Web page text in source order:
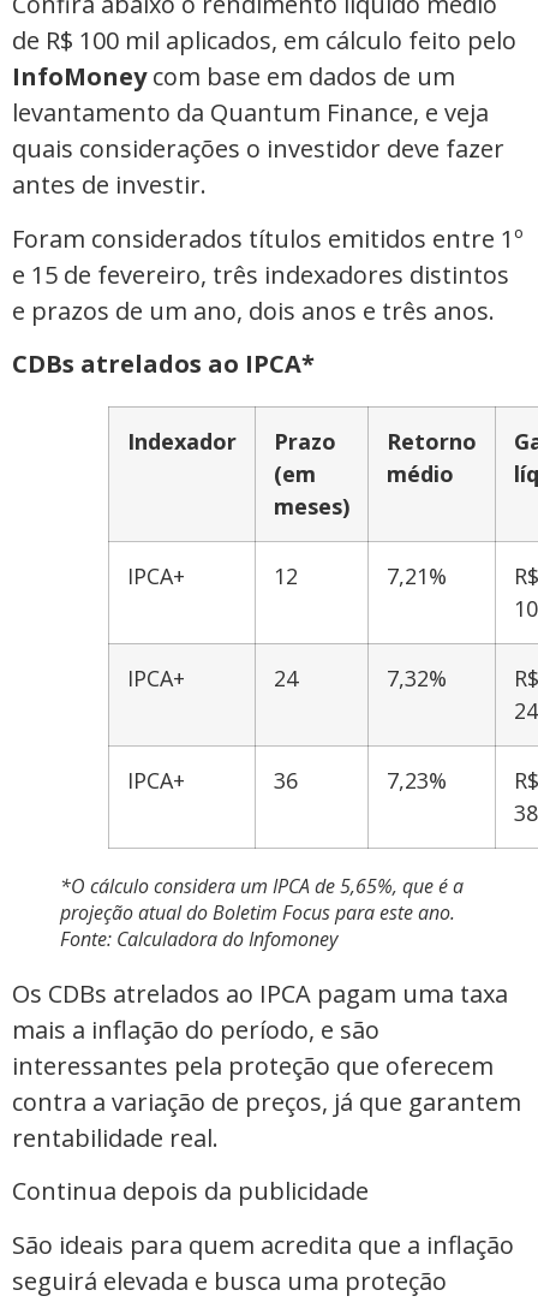
de R$ 100 mil aplicados, em cálculo feito pelo
InfoMoneycom base em dados de um
levantamento da Quantum Finance, e veja
quais considerações o investidor deve fazer
antes de investir.
Foram considerados títulos emitidos entre 1º
e 15 de fevereiro, três indexadores distintos
e prazos de um ano, dois anos e três anos.
CDBs atrelados ao IPCA*
Indexador
Prazo
(em
meses)
Retorno
médio
IPCA+ 12 7,21%
R$
IPCA+ 24 7,32%
R$
IPCA+ 36 7,23%
R$
*O cálculo considera um IPCA de 5,65%, que é a
projeção atual do Boletim Focus para este ano.
Fonte: Calculadora do Infomoney
Os CDBs atrelados ao IPCA pagam uma taxa
mais a inflação do período, e são
interessantes pela proteção que oferecem
contra a variação de preços, já que garantem
rentabilidade real.
Continua depois da publicidade
São ideais para quem acredita que a inflação
seguirá elevada e busca uma proteção